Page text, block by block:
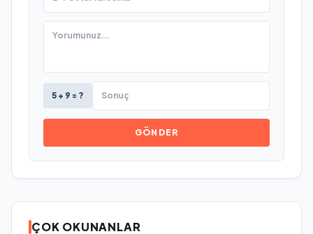
5 + 9 = ?
GÖNDER
ÇOK OKUNANLAR